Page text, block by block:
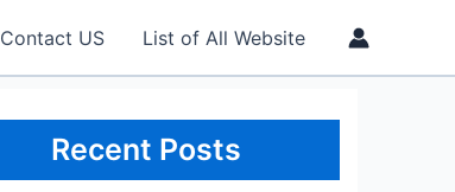
Contact US List of All Website
Recent Posts